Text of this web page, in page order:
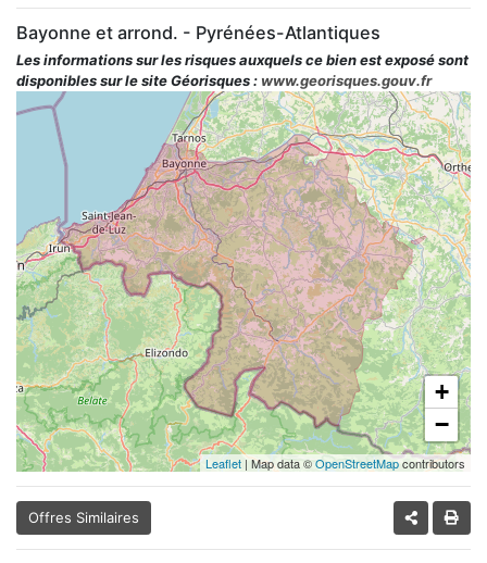
Bayonne et arrond. - Pyrénées-Atlantiques
Les informations sur les risques auxquels ce bien est exposé sont
disponibles sur le site Géorisques : www.georisques.gouv.fr
+
−
Leaflet | Map data ©OpenStreetMapcontributors
Offres Similaires